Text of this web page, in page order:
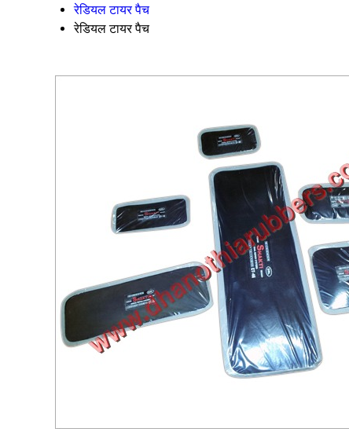
रेडियल टायर पैच
रेडियल टायर पैच